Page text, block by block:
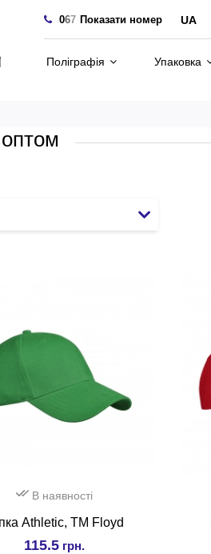
067 Показати номер UA
Поліграфія Упаковка
В наявності
Athletic, TM Floyd
115.5грн.